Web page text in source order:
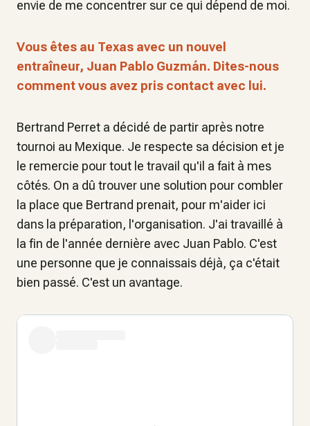
envie de me concentrer sur ce qui dépend de moi.
Vous êtes au Texas avec un nouvel
entraîneur, Juan Pablo Guzmán. Dites-nous
comment vous avez pris contact avec lui.
Bertrand Perret a décidé de partir après notre
tournoi au Mexique. Je respecte sa décision et je
le remercie pour tout le travail qu'il a fait à mes
côtés. On a dû trouver une solution pour combler
la place que Bertrand prenait, pour m'aider ici
dans la préparation, l'organisation. J'ai travaillé à
la fin de l'année dernière avec Juan Pablo. C'est
une personne que je connaissais déjà, ça c'était
bien passé. C'est un avantage.